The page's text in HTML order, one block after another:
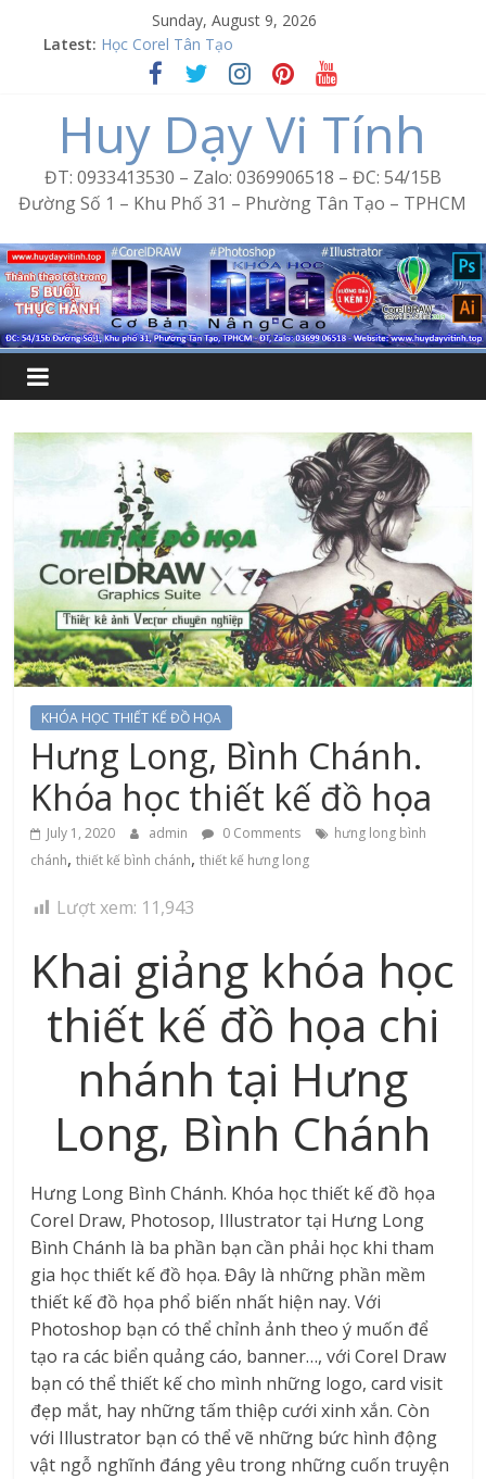
Sunday, August 9, 2026
Latest:
Word Bình Trị Đông – Tin học văn phòng cấp tốc
Học Corel Tân Tạo
Cách tạo USB Boot bằng Ventoy
Khóa học Photoshop tại Tân Tạo
Excel Bình Trị Đông – Vi tính văn phòng cấp tốc
Huy Dạy Vi Tính
ĐT: 0933413530 – Zalo: 0369906518 – ĐC: 54/15B
Đường Số 1 – Khu Phố 31 – Phường Tân Tạo – TPHCM
KHÓA HỌC THIẾT KẾ ĐỒ HỌA
Hưng Long, Bình Chánh.
Khóa học thiết kế đồ họa
July 1, 2020 admin 0 Comments
hưng long bình
chánh,thiết kế bình chánh,thiết kế hưng long
Lượt xem: 11,943
Khai giảng khóa học
thiết kế đồ họa chi
nhánh tại Hưng
Long, Bình Chánh
Hưng Long Bình Chánh. Khóa học thiết kế đồ họa
Corel Draw, Photosop, Illustrator tại Hưng Long
Bình Chánh là ba phần bạn cần phải học khi tham
gia học thiết kế đồ họa. Đây là những phần mềm
thiết kế đồ họa phổ biến nhất hiện nay. Với
Photoshop bạn có thể chỉnh ảnh theo ý muốn để
tạo ra các biển quảng cáo, banner…, với Corel Draw
bạn có thể thiết kế cho mình những logo, card visit
đẹp mắt, hay những tấm thiệp cưới xinh xắn. Còn
với Illustrator bạn có thể vẽ những bức hình động
vật ngỗ nghĩnh đáng yêu trong những cuốn truyện